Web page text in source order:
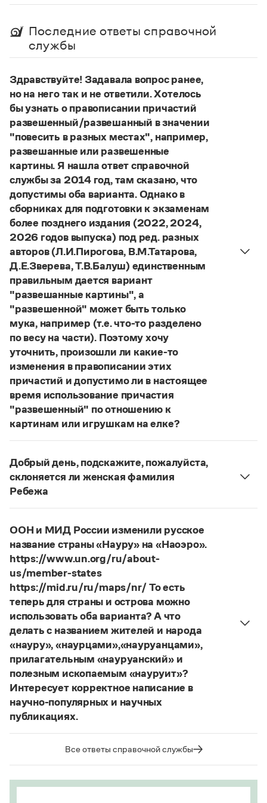
Справочники
Правила русской орфографии и пунктуации
Русский язык. Краткий теоретический курс
для школьников
Справочник по пунктуации
Словарь-справочник трудностей
Справочник по фразеологии
Азбучные истины
Словарь-справочник непростые слова
Все справочники портала
Журнал
Новости и события
Статьи
Монологи
Интервью
Лекции и подкасты
Рекомендуем
Учебник Грамоты
Правила русского языка: от азов до тонкостей
Интерактивные упражнения: от простого к сложному
Скороговорки
Издательство
Словари
Все книги
Управление в русском языке
Словарь методических терминов
Правила русской орфографии и пунктуации
Последние ответы справочной
службы
Здравствуйте! Задавала вопрос ранее,
но на него так и не ответили. Хотелось
бы узнать о правописании причастий
развешенный/развешанный в значении
"повесить в разных местах", например,
развешанные или развешенные
картины. Я нашла ответ справочной
службы за 2014 год, там сказано, что
допустимы оба варианта. Однако в
сборниках для подготовки к экзаменам
более позднего издания (2022, 2024,
2026 годов выпуска) под ред. разных
авторов (Л.И.Пирогова, В.М.Татарова,
Д.Е.Зверева, Т.В.Балуш) единственным
правильным дается вариант
"развешанные картины", а
"развешенной" может быть только
мука, например (т.е. что-то разделено
по весу на части). Поэтому хочу
уточнить, произошли ли какие-то
изменения в правописании этих
причастий и допустимо ли в настоящее
время использование причастия
"развешенный" по отношению к
картинам или игрушкам на елке?
Нашответ2014 года по-прежнему актуален.
то игнорируют рекомендации нормативных
словарей русского языка, в которых указан глагол
развесить
развешенный) со значением «повесить в разных
местах (несколько, много предметов)». Ср.:
Я знаю, что на стенах своей квартиры вы
развесили разные географические карты
(И. С. Тургенев, Бретер). И эти карты, безусловно,
развешены.
Страница ответа
Добрый день, подскажите, пожалуйста,
склоняется ли женская фамилия
Ребежа
ФамилияРебежасклоняется (и мужская,
Страница ответа
ООН и МИД России изменили русское
название страны «Науру» на «Наоэро».
https://www.un.org/ru/about-
us/member-states
https://mid.ru/ru/maps/nr/ То есть
теперь для страны и острова можно
использовать оба варианта? А что
делать с названием жителей и народа
«науру», «наурцами»,«науруанцами»,
прилагательным «науруанский» и
полезным ископаемым «науруит»?
Интересует корректное написание в
научно-популярных и научных
публикациях.
Изменение касается только официального
названия государства. Все остальные слова,
быть использованы в любых текстах. Здесь
Все ответы справочной службы